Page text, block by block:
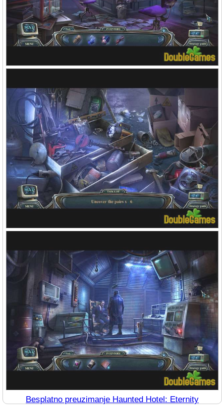
Besplatno preuzimanje Haunted Hotel: Eternity